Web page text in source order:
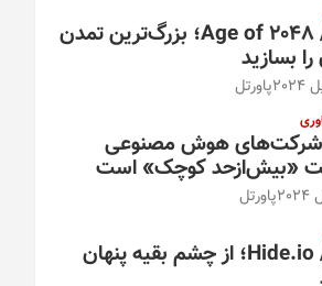
بازی/ Age of 2048؛ بزرگ‌ترین تمدن
بسازید
پاورتل
شرکت‌های هوش مصنوعی
«بیش‌از‌حد کوچک» است
پاورتل
بازی/ Hide.io؛ از چشم بقیه پنهان